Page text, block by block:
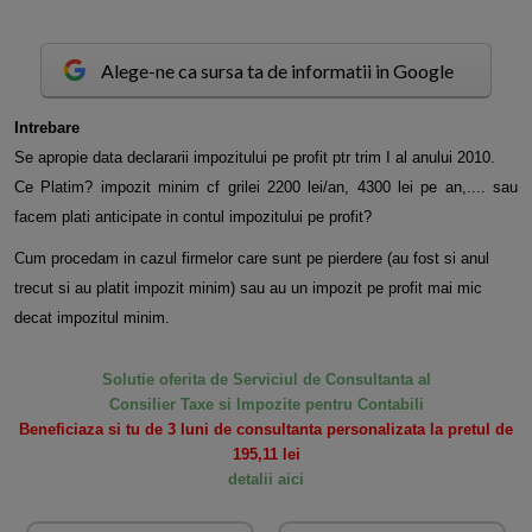
Alege-ne ca sursa ta de informatii in Google
ntrebare
Se apropie data declararii impozitului pe profit ptr trim I al anului 2010.
Ce Platim? impozit minim cf grilei 2200 lei/an, 4300 lei pe an,.... sau
facem plati anticipate in contul impozitului pe profit?
Cum procedam in cazul firmelor care sunt pe pierdere (au fost si anul
trecut si au platit impozit minim) sau au un impozit pe profit mai mic
decat impozitul minim.
Solutie oferita de Serviciul de Consultanta al
Consilier Taxe si Impozite pentru Contabili
Beneficiaza si tu de 3 luni de consultanta personalizata la pretul de
195,11 lei
detalii aici